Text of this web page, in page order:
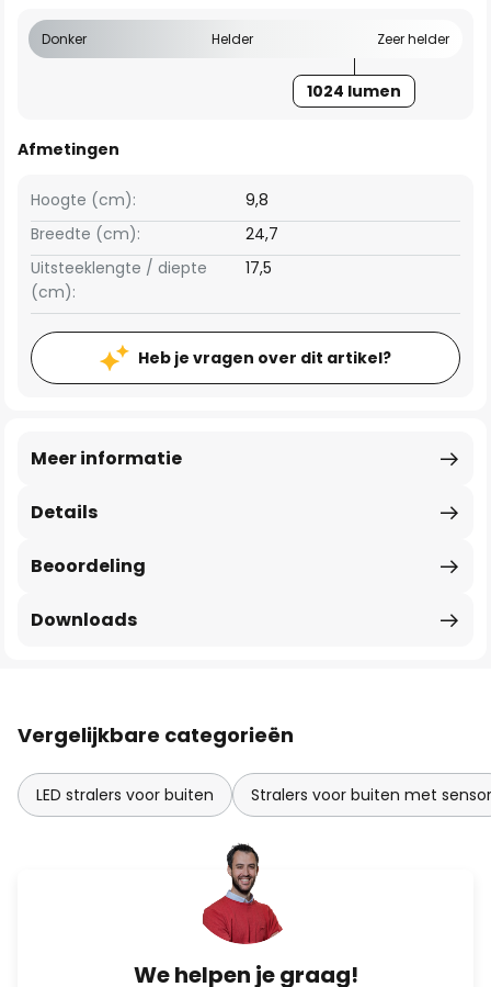
Donker Helder Zeer helder
1024 lumen
Afmetingen
Breedte (cm): 24,7
Hoogte (cm): 9,8
Uitsteeklengte / diepte
(cm):
17,5
Heb je vragen over dit artikel?
Details
Meer informatie
Beoordeling
Downloads
Vergelijkbare categorieën
LED stralers voor buiten Stralers voor buiten met sensor
We helpen je graag!